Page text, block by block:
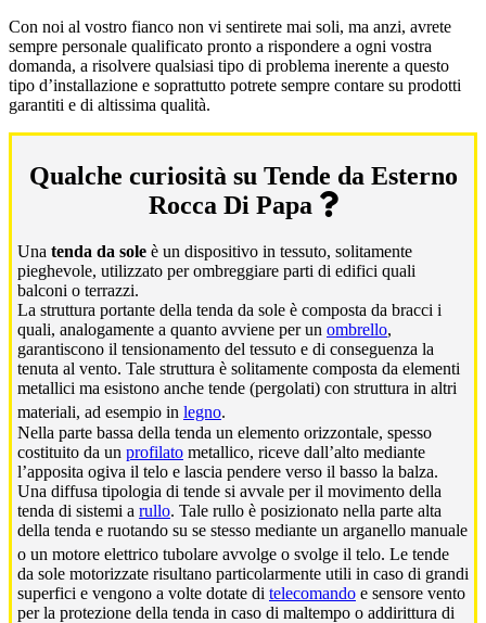
Con noi al vostro fianco non vi sentirete mai soli, ma anzi, avrete
sempre personale qualificato pronto a rispondere a ogni vostra
domanda, a risolvere qualsiasi tipo di problema inerente a questo
tipo d’installazione e soprattutto potrete sempre contare su prodotti
garantiti e di altissima qualità.
Qualche curiosità su Tende da Esterno
Rocca Di Papa
Una tenda da sole è un dispositivo in tessuto, solitamente
pieghevole, utilizzato per ombreggiare parti di edifici quali
balconi o terrazzi.
La struttura portante della tenda da sole è composta da bracci i
quali, analogamente a quanto avviene per un ombrello,
garantiscono il tensionamento del tessuto e di conseguenza la
tenuta al vento. Tale struttura è solitamente composta da elementi
metallici ma esistono anche tende (pergolati) con struttura in altri
materiali, ad esempio in legno.
Nella parte bassa della tenda un elemento orizzontale, spesso
costituito da un profilato metallico, riceve dall’alto mediante
l’apposita ogiva il telo e lascia pendere verso il basso la balza.
Una diffusa tipologia di tende si avvale per il movimento della
tenda di sistemi a rullo. Tale rullo è posizionato nella parte alta
della tenda e ruotando su se stesso mediante un arganello manuale
o un motore elettrico tubolare avvolge o svolge il telo. Le tende
da sole motorizzate risultano particolarmente utili in caso di grandi
superfici e vengono a volte dotate di telecomando e sensore vento
per la protezione della tenda in caso di maltempo o addirittura di